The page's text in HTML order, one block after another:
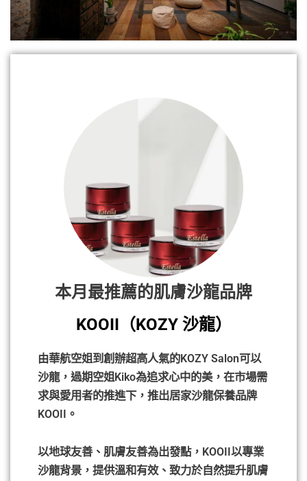
本月最推薦的肌膚沙龍品牌
KOOII（KOZY 沙龍）
由華航空姐到創辦超高人氣的KOZY Salon可以
沙龍，過期空姐Kiko為追求心中的美，在市場需
求與愛用者的推進下，推出居家沙龍保養品牌
KOOII。
以地球友善、肌膚友善為出發點，KOOII以專業
沙龍背景，提供溫和有效、致力於自然提升肌膚